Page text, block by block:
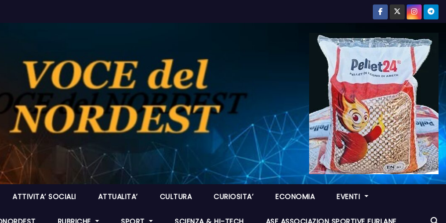
ATTIVITA’ SOCIALI ATTUALITA’ CULTURA CURIOSITA’ ECONOMIA EVENTI